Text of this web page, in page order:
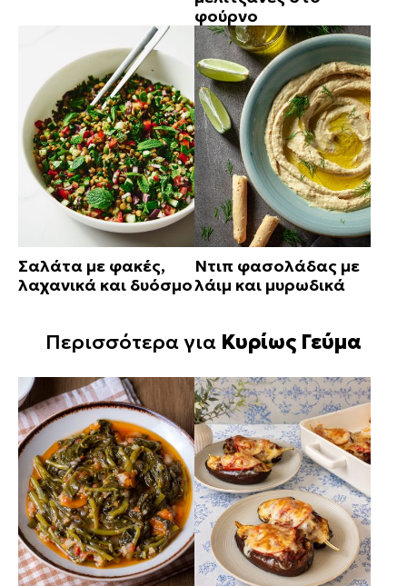
φούρνο
Σαλάτα με φακές,
λαχανικά και δυόσμο
Ντιπ φασολάδας με
λάιμ και μυρωδικά
Περισσότερα για Κυρίως Γεύμα